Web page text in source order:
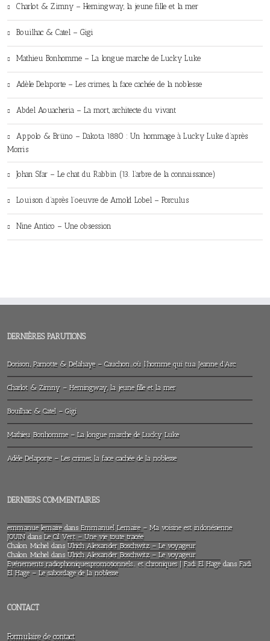
Charlot & Zimny – Hemingway, la jeune fille et la mer
Bouilhac & Catel – Gigi
Mathieu Bonhomme – La longue marche de Lucky Luke
Adèle Delaporte – Les crimes, la face cachée de la noblesse
Abdel Aouacheria – La mort, architecte du vivant
Appolo & Brüno – Dakota 1880 : Un hommage à Lucky Luke d’après
Morris
Johan Sfar – Le chat du Rabbin (13. l’arbre de la connaissance)
Louison d’après l’oeuvre de Arnold Lobel – Porculus
Nine Antico – Une obsession
DERNIÈRES PARUTIONS
Dorison, Parnotte & Delahaye – Cauchon…où l’homme qui tua Jeanne d’Arc
Charlot & Zimny – Hemingway, la jeune fille et la mer
Bouilhac & Catel – Gigi
Mathieu Bonhomme – La longue marche de Lucky Luke
Adèle Delaporte – Les crimes, la face cachée de la noblesse
DERNIERS COMMENTAIRES
emmanue lemairedans Emmanuel Lemaire – Ma voisine est indonésienne
JOUINdans Le Cil Vert – Une vie toute tracée
Chalon Michel dans Ulrich Alexander Boschwitz – Le voyageur
Chalon Michel dans Ulrich Alexander Boschwitz – Le voyageur
Evénements radiophoniques,promotionnels… et chroniques | Fadi El Hagedans Fadi
El Hage – Le sabordage de la noblesse
CONTACT
Formulaire de contact